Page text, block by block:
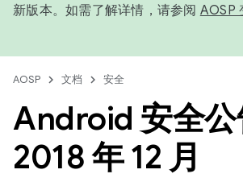
新版本。如需了解详情，请参阅 AOSP
AOSP 文档 安全
Android 安全
2018 年 12 月